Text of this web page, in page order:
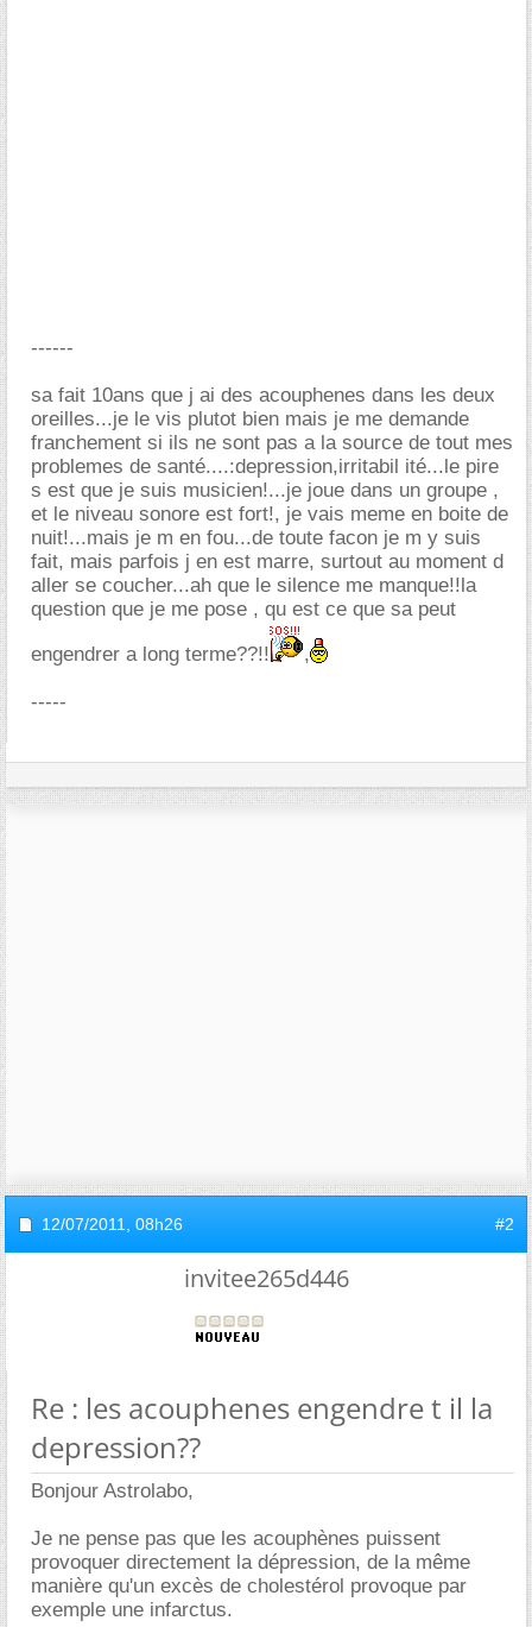
------
sa fait 10ans que j ai des acouphenes dans les deux
oreilles...je le vis plutot bien mais je me demande
franchement si ils ne sont pas a la source de tout mes
problemes de santé....:depression,irritabil ité...le pire
s est que je suis musicien!...je joue dans un groupe ,
et le niveau sonore est fort!, je vais meme en boite de
nuit!...mais je m en fou...de toute facon je m y suis
fait, mais parfois j en est marre, surtout au moment d
aller se coucher...ah que le silence me manque!!la
question que je me pose , qu est ce que sa peut
engendrer a long terme??!!
,
-----
12/07/2011, 08h26 #2
invitee265d446
Re : les acouphenes engendre t il la
depression??
Bonjour Astrolabo,
Je ne pense pas que les acouphènes puissent
provoquer directement la dépression, de la même
manière qu'un excès de cholestérol provoque par
exemple une infarctus.